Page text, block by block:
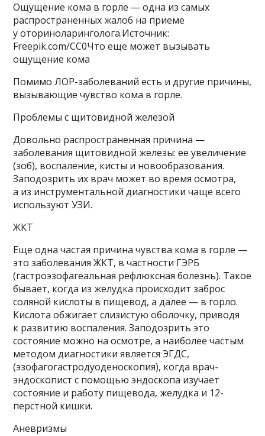
Ощущение кома в горле — одна из самых
распространенных жалоб на приеме
у оториноларинголога.Источник:
Freepik.com/CC0Что еще может вызывать
ощущение кома
Помимо ЛОР-заболеваний есть и другие причины,
вызывающие чувство кома в горле.
Проблемы с щитовидной железой
Довольно распространенная причина —
заболевания щитовидной железы: ее увеличение
(зоб), воспаление, кисты и новообразования.
Заподозрить их врач может во время осмотра,
а из инструментальной диагностики чаще всего
используют УЗИ.
ЖКТ
Еще одна частая причина чувства кома в горле —
это заболевания ЖКТ, в частности ГЭРБ
(гастроэзофагеальная рефлюксная болезнь). Такое
бывает, когда из желудка происходит заброс
соляной кислоты в пищевод, а далее — в горло.
Кислота обжигает слизистую оболочку, приводя
к развитию воспаления. Заподозрить это
состояние можно на осмотре, а наиболее частым
методом диагностики является ЭГДС,
(эзофагогастродуоденоскопия), когда врач-
эндоскопист с помощью эндоскопа изучает
состояние и работу пищевода, желудка и 12-
перстной кишки.
Аневризмы